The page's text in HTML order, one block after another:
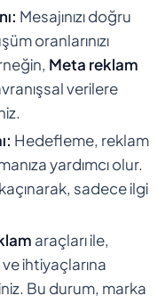
Mesajınızı doğru
oranlarınızı
Meta reklam
verilere
Hedefleme, reklam
yardımcı olur.
sadece ilgi
araçları ile,
ihtiyaçlarına
Bu durum, marka